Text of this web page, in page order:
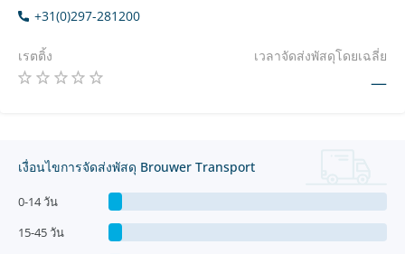
+31(0)297-281200
เรตติ้ง เวลาจัดส่งพัสดุโดยเฉลี่ย
—
เงื่อนไขการจัดส่งพัสดุ Brouwer Transport
0-14 วัน
15-45 วัน